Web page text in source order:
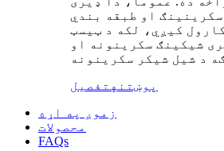
او طبقه بندي
کیږي، لکه د ټیسټ
شیکینګ سکرینونه او
پوښتنه تفصیل
زموږ په اړه
محصولات
FAQs